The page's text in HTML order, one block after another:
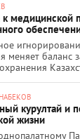
к
меняет баланс
курултай и
жизни